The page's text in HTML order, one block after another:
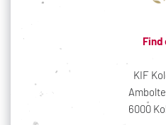
Find
KIF
6000